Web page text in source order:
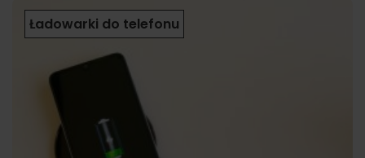
Ładowarki do telefonu